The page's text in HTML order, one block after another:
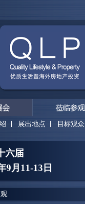
展出地点 目标观众
六届
9月11-13日